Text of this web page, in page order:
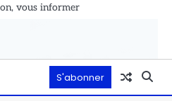
vous informer
S'abonner